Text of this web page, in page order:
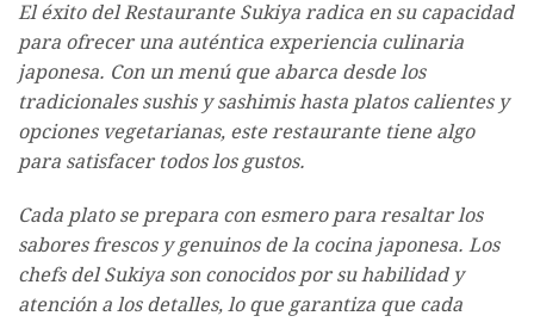
El éxito del Restaurante Sukiya radica en su capacidad
para ofrecer una auténtica experiencia culinaria
japonesa. Con un menú que abarca desde los
tradicionales sushis y sashimis hasta platos calientes y
opciones vegetarianas, este restaurante tiene algo
para satisfacer todos los gustos.
Cada plato se prepara con esmero para resaltar los
sabores frescos y genuinos de la cocina japonesa. Los
chefs del Sukiya son conocidos por su habilidad y
atención a los detalles, lo que garantiza que cada